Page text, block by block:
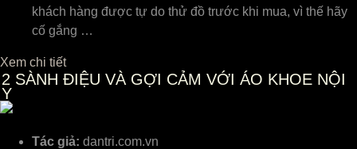
khách hàng được tự do thử đồ trước khi mua, vì thế hãy
cố gắng …
Xem chi tiết
2 SÀNH ĐIỆU VÀ GỢI CẢM VỚI ÁO KHOE NỘI
Y
Tác giả: dantri.com.vn